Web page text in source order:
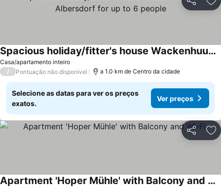
Partilhar
Casa/apartamento inteiro
Spacious holiday/fitter's house Wackenhuus 6 in Albersdorf for up to 6 people
/ Pontuação não disponível a 1.0 km de Centro da cidade
Selecione as datas para ver os preços
exatos.
Ver preços
Partilhar
Apartment 'Hoper Mühle' with Balcony and Wi-Fi